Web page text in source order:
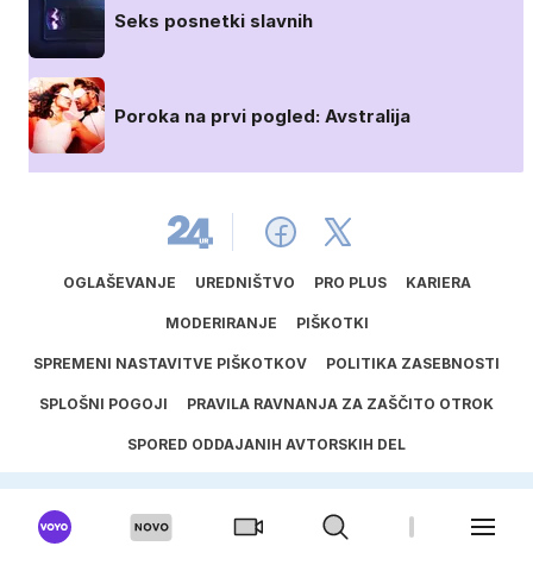
Seks posnetki slavnih
Poroka na prvi pogled: Avstralija
OGLAŠEVANJE UREDNIŠTVO PRO PLUS KARIERA
MODERIRANJE PIŠKOTKI
SPREMENI NASTAVITVE PIŠKOTKOV POLITIKA ZASEBNOSTI
SPLOŠNI POGOJI PRAVILA RAVNANJA ZA ZAŠČITO OTROK
SPORED ODDAJANIH AVTORSKIH DEL
UPORABA UMETNE INTELIGENCE